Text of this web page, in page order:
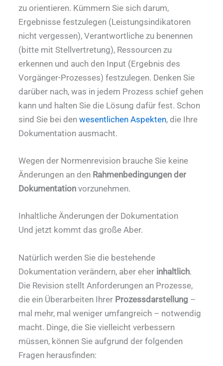
zu orientieren. Kümmern Sie sich darum,
Ergebnisse festzulegen (Leistungsindikatoren
nicht vergessen), Verantwortliche zu benennen
(bitte mit Stellvertretung), Ressourcen zu
erkennen und auch den Input (Ergebnis des
Vorgänger-Prozesses) festzulegen. Denken Sie
darüber nach, was in jedem Prozess schief gehen
kann und halten Sie die Lösung dafür fest. Schon
sind Sie bei den wesentlichen Aspekten, die Ihre
Dokumentation ausmacht.
Wegen der Normenrevision brauche Sie keine
Änderungen an den Rahmenbedingungen der
Dokumentation vorzunehmen.
Inhaltliche Änderungen der Dokumentation
Und jetzt kommt das große Aber.
Natürlich werden Sie die bestehende
Dokumentation verändern, aber eher inhaltlich.
Die Revision stellt Anforderungen an Prozesse,
die ein Überarbeiten Ihrer Prozessdarstellung –
mal mehr, mal weniger umfangreich – notwendig
macht. Dinge, die Sie vielleicht verbessern
müssen, können Sie aufgrund der folgenden
Fragen herausfinden: